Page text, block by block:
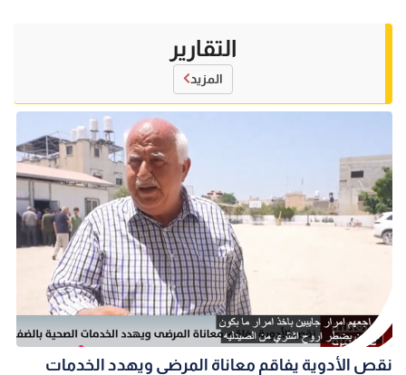
التقارير
المزيد
نقص الأدوية يفاقم معاناة المرضى ويهدد الخدمات